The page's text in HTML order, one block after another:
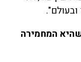
המחמירה